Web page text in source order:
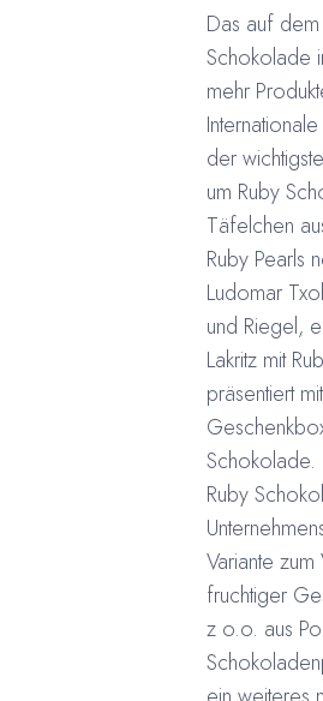
Das auf
Schokolade
mehr
der
um Ruby
Täfelchen
Ruby Pearls
Ludomar
und Riegel,
Lakritz mit
präsentiert
Schokolade.
Ruby
Variante
fruchtiger
z o.o. aus